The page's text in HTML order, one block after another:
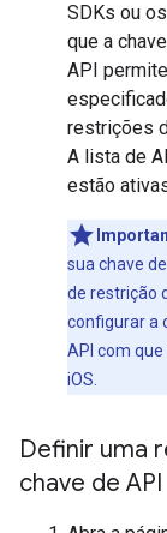
SDKs ou
que a
API
restrições
A lista de
estão
sua chave
de restrição
configurar a
API com
iOS.
Definir uma
chave de API